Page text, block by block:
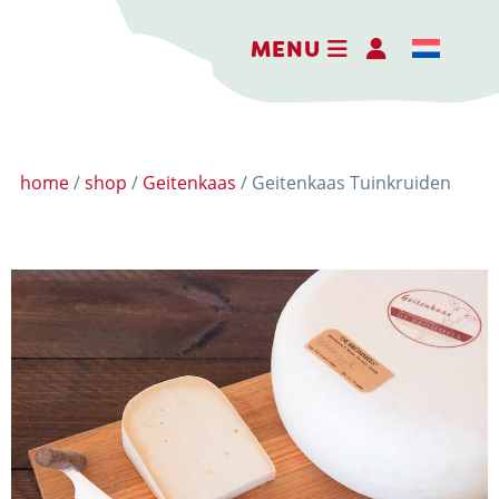
MENU
DIE KÄSEREI
DIE BRENNEREI
AKTIVITÄTEN
HOFLADEN
WEBSHOP
home/shop / Geitenkaas / Geitenkaas Tuinkruiden